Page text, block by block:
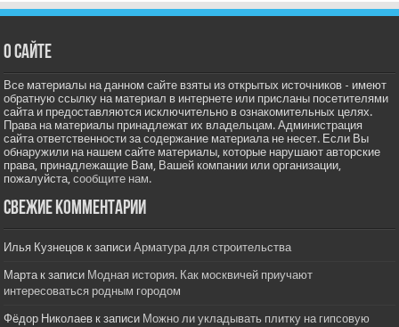
О сайте
Все материалы на данном сайте взяты из открытых источников - имеют
обратную ссылку на материал в интернете или присланы посетителями
сайта и предоставляются исключительно в ознакомительных целях.
Права на материалы принадлежат их владельцам. Администрация
сайта ответственности за содержание материала не несет. Если Вы
обнаружили на нашем сайте материалы, которые нарушают авторские
права, принадлежащие Вам, Вашей компании или организации,
пожалуйста,сообщите нам.
Свежие комментарии
Илья Кузнецов к записиАрматура для строительства
Мартак записи Модная история. Как москвичей приучают
интересоваться родным городом
Фёдор Николаев к записи Можно ли укладывать плитку на гипсовую